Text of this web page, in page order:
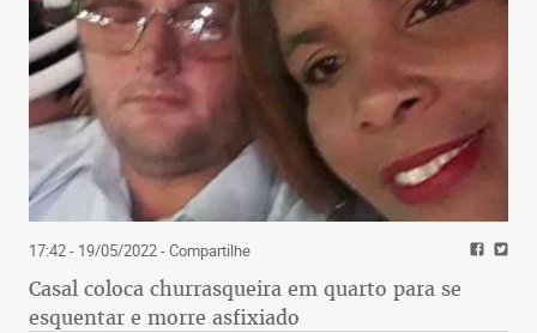
17:42 - 19/05/2022- Compartilhe
Casal coloca churrasqueira em quarto para se
esquentar e morre asfixiado